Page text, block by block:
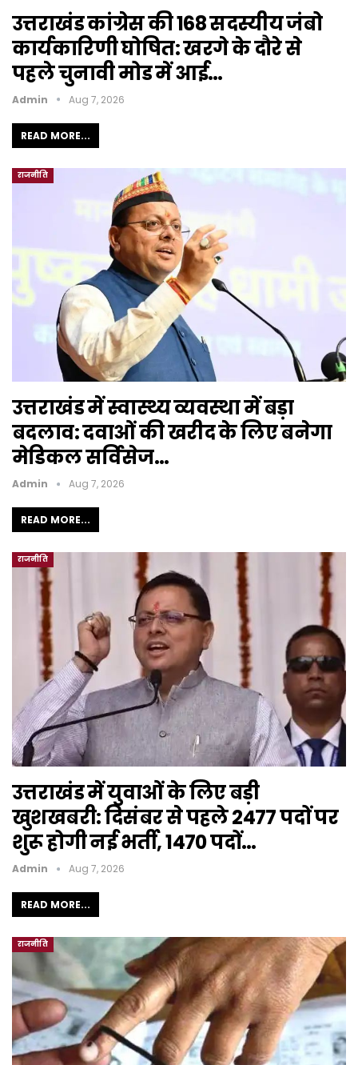
उत्तराखंड कांग्रेस की 168 सदस्यीय जंबो
कार्यकारिणी घोषित: खरगे के दौरे से
पहले चुनावी मोड में आई…
Admin Aug 7, 2026
READ MORE...
राजनीति
उत्तराखंड में स्वास्थ्य व्यवस्था में बड़ा
बदलाव: दवाओं की खरीद के लिए बनेगा
मेडिकल सर्विसेज…
Admin Aug 7, 2026
READ MORE...
राजनीति
उत्तराखंड में युवाओं के लिए बड़ी
खुशखबरी: दिसंबर से पहले 2477 पदों पर
शुरू होगी नई भर्ती, 1470 पदों…
Admin Aug 7, 2026
READ MORE...
राजनीति